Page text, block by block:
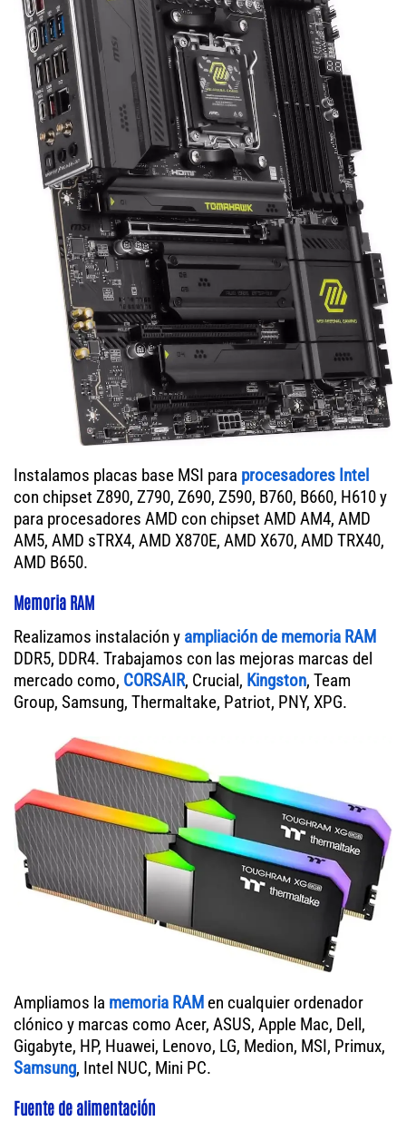
Instalamos placas base MSI para procesadores Intel
con chipset Z890, Z790, Z690, Z590, B760, B660, H610 y
para procesadores AMD con chipset AMD AM4, AMD
AM5, AMD sTRX4, AMD X870E, AMD X670, AMD TRX40,
AMD B650.
Memoria RAM
Realizamos instalación y ampliación de memoria RAM
DDR5, DDR4. Trabajamos con las mejoras marcas del
mercado como, CORSAIR, Crucial, Kingston, Team
Group, Samsung, Thermaltake, Patriot, PNY, XPG.
Ampliamos la memoria RAM en cualquier ordenador
clónico y marcas como Acer, ASUS, Apple Mac, Dell,
Gigabyte, HP, Huawei, Lenovo, LG, Medion, MSI, Primux,
Samsung, Intel NUC, Mini PC.
Fuente de alimentación